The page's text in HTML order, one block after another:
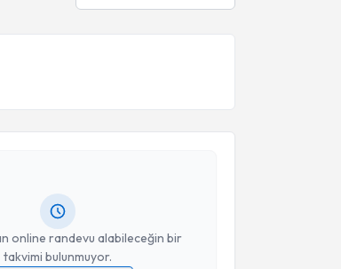
online randevu alabileceğin bir
takvimi bulunmuyor.